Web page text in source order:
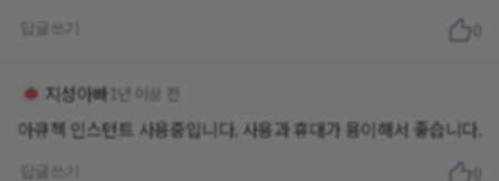
답글쓰기
지성아빠 1년 이상 전
아큐첵 인스턴트 사용중입니다. 사용과 휴대가 용이해서 좋습니다.
답글쓰기